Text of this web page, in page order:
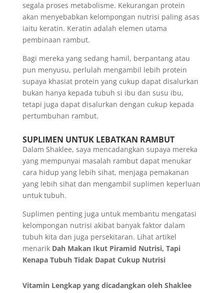
segala proses metabolisme. Kekurangan protein
akan menyebabkan kelompongan nutrisi paling asas
iaitu keratin. Keratin adalah elemen utama
pembinaan rambut.
Bagi mereka yang sedang hamil, berpantang atau
pun menyusu, perlulah mengambil lebih protein
supaya khasiat protein yang cukup dapat disalurkan
bukan hanya kepada tubuh si ibu dan susu ibu,
tetapi juga dapat disalurkan dengan cukup kepada
pertumbuhan rambut.
SUPLIMEN UNTUK LEBATKAN RAMBUT
Dalam Shaklee, saya mencadangkan supaya mereka
yang mempunyai masalah rambut dapat menukar
cara hidup yang lebih sihat, menjaga pemakanan
yang lebih sihat dan mengambil suplimen keperluan
untuk tubuh.
Suplimen penting juga untuk membantu mengatasi
kelompongan nutrisi akibat banyak faktor dalam
tubuh kita dan juga persekitaran. Lihat artikel
menarik Dah Makan Ikut Piramid Nutrisi, Tapi
Kenapa Tubuh Tidak Dapat Cukup Nutrisi
Vitamin Lengkap yang dicadangkan oleh Shaklee